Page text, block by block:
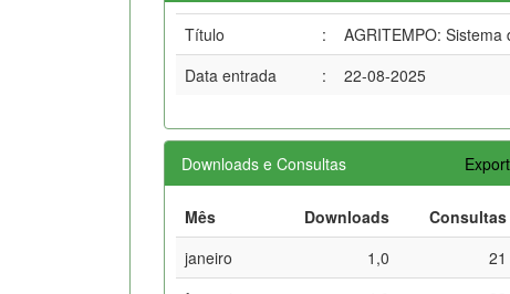
Título :
AGRITEMPO:
Data entrada
: 22-08-2025
Downloads e Consultas Export
Mês Downloads
Consultas
janeiro
1,0
21